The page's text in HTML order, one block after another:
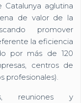
aglutina
de valor de la
promover
la eficiencia
por más de 120
centros de
profesionales).
reuniones y